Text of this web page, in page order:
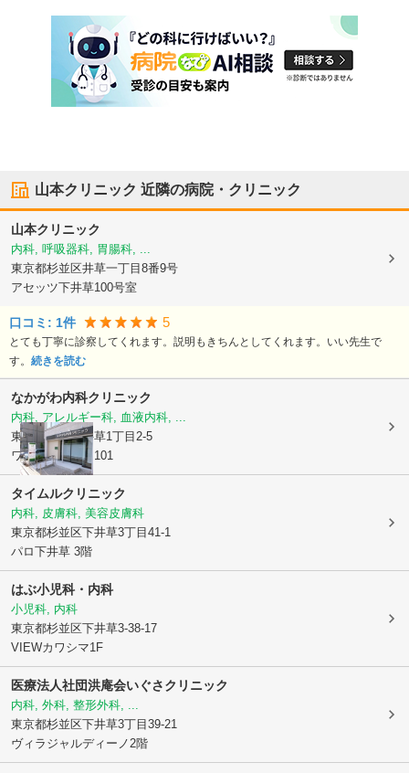
山本クリニック 近隣の病院・クリニック
山本クリニック
内科, 呼吸器科, 胃腸科, ...
東京都杉並区井草一丁目8番9号
アセッツ下井草100号室
口コミ: 1件 5
とても丁寧に診察してくれます。説明もきちんとしてくれます。いい先生で
す。 続きを読む
なかがわ内科クリニック
内科, アレルギー科, 血液内科, ...
東京都杉並区井草1丁目2-5
ワイズスクエア101
タイムルクリニック
内科, 皮膚科, 美容皮膚科
東京都杉並区下井草3丁目41-1
パロ下井草 3階
はぶ小児科・内科
小児科, 内科
東京都杉並区下井草3-38-17
VIEWカワシマ1F
医療法人社団洪庵会いぐさクリニック
内科, 外科, 整形外科, ...
東京都杉並区下井草3丁目39-21
ヴィラジャルディーノ2階